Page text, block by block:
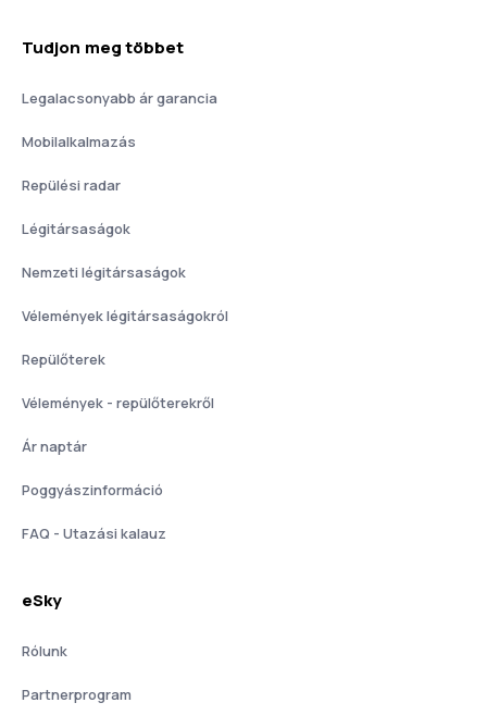
Tudjon meg többet
Legalacsonyabb ár garancia
Mobilalkalmazás
Repülési radar
Légitársaságok
Nemzeti légitársaságok
Vélemények légitársaságokról
Repülőterek
Vélemények - repülőterekről
Ár naptár
Poggyászinformáció
FAQ - Utazási kalauz
eSky
Rólunk
Partnerprogram